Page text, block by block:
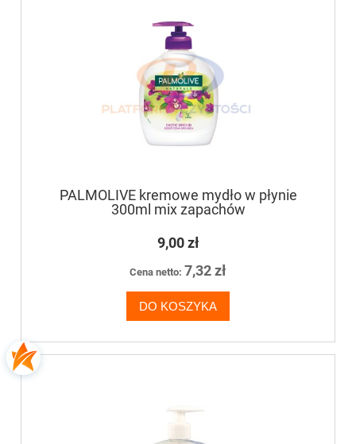
PALMOLIVE kremowe mydło w płynie
300ml mix zapachów
9,00 zł
Cena netto: 7,32 zł
DO KOSZYKA